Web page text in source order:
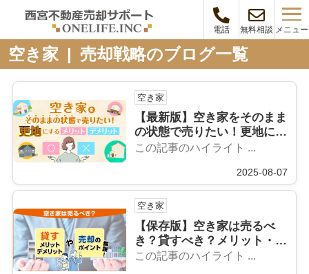
電話 無料相談 メニュー
空き家 | 売却戦略のブログ一覧
空き家
【最新版】空き家をそのまま
の状態で売りたい！更地にす
るメリット・デメリットも解
この記事のハイライト ...
2025-08-07
空き家
【保存版】空き家は売るべ
き？貸すべき？メリット・デ
メリットを解説
この記事のハイライト ...